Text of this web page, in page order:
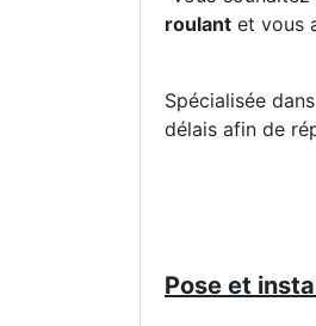
roulant et vous
Spécialisée
délais afin de
Pose et